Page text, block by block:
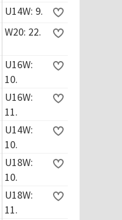
U14W: 9.
W20: 22.
U16W:
10.
U16W:
11.
U14W:
10.
U18W:
10.
U18W:
11.